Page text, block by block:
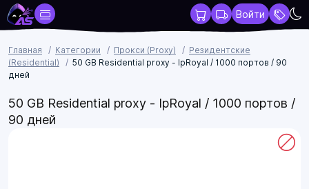
Войти
Главная Категории Прокси (Proxy)
Резидентские
(Residential)
50 GB Residential proxy - IpRoyal / 1000 портов / 90
дней
50 GB Residential proxy - IpRoyal / 1000 портов /
90 дней